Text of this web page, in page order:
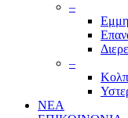
–
–
ΝΕΑ